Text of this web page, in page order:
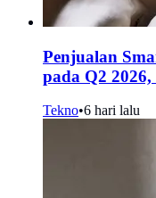
Penjualan
pada Q2
Tekno•6 hari lalu